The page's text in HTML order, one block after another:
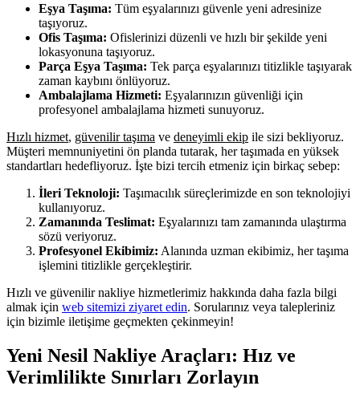
Eşya Taşıma: Tüm eşyalarınızı güvenle yeni adresinize
taşıyoruz.
Ofis Taşıma: Ofislerinizi düzenli ve hızlı bir şekilde yeni
lokasyonuna taşıyoruz.
Parça Eşya Taşıma: Tek parça eşyalarınızı titizlikle taşıyarak
zaman kaybını önlüyoruz.
Ambalajlama Hizmeti: Eşyalarınızın güvenliği için
profesyonel ambalajlama hizmeti sunuyoruz.
Hızlı hizmet, güvenilir taşıma ve deneyimli ekip ile sizi bekliyoruz.
Müşteri memnuniyetini ön planda tutarak, her taşımada en yüksek
standartları hedefliyoruz. İşte bizi tercih etmeniz için birkaç sebep:
İleri Teknoloji: Taşımacılık süreçlerimizde en son teknolojiyi
kullanıyoruz.
Zamanında Teslimat: Eşyalarınızı tam zamanında ulaştırma
sözü veriyoruz.
Profesyonel Ekibimiz: Alanında uzman ekibimiz, her taşıma
işlemini titizlikle gerçekleştirir.
Hızlı ve güvenilir nakliye hizmetlerimiz hakkında daha fazla bilgi
almak için web sitemizi ziyaret edin. Sorularınız veya talepleriniz
için bizimle iletişime geçmekten çekinmeyin!
Yeni Nesil Nakliye Araçları: Hız ve
Verimlilikte Sınırları Zorlayın